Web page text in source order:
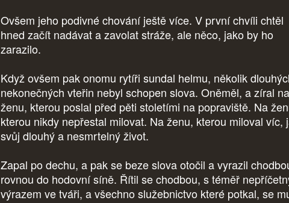
Ovšem jeho podivné chování ještě více. V první chvíli chtěl
hned začít nadávat a zavolat stráže, ale něco, jako by ho
zarazilo.
Když ovšem pak onomu rytíři sundal helmu, několik
nekonečných vteřin nebyl schopen slova. Oněměl, a zíral na
ženu, kterou poslal před pěti stoletími na popraviště. Na
kterou nikdy nepřestal milovat. Na ženu, kterou miloval víc,
svůj dlouhý a nesmrtelný život.
Zapal po dechu, a pak se beze slova otočil a vyrazil
rovnou do hodovní síně. Řítil se chodbou, s téměř
výrazem ve tváři, a všechno služebnictvo které potkal, se